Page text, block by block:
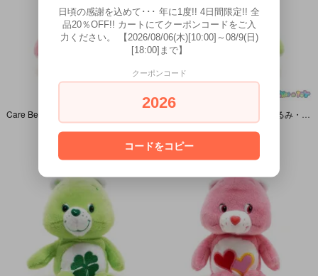
SOLD OUT SOLD OUT
日頃の感謝を込めて･･･ 年に1度!! 4日間限定!! 全
品20％OFF!! カートにてクーポンコードをご入
力ください。 【2026/08/06(木)[10:00]～08/9(日)
[18:00]まで】
クーポンコード
2026
コードをコピー